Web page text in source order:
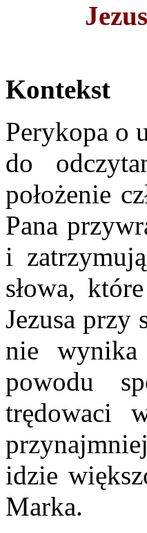
Kontekst
Perykopa o
do
położenie
Pana
i
słowa,
Jezusa przy
nie
powodu
trędowaci
idzie
Marka.